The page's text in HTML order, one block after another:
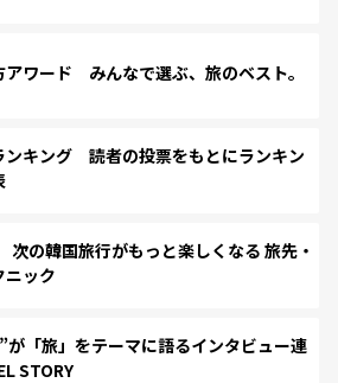
アワード みんなで選ぶ、旅のベスト。
ンキング 読者の投票をもとにランキン
の韓国旅行がもっと楽しくなる 旅先・
ニック
が「旅」をテーマに語るインタビュー連
STORY